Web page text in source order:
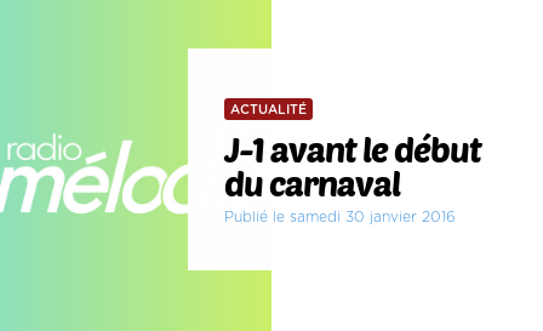
ACTUALITÉ
J-1 avant le début
du carnaval
Publié le samedi 30 janvier 2016